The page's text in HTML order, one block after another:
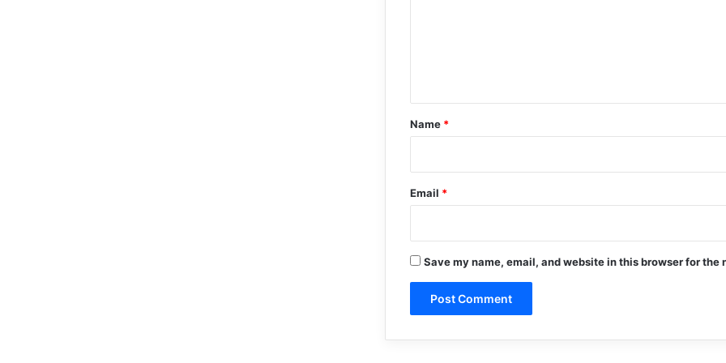
*
Name *
Email *
Save my name, email, and website in this browser for the